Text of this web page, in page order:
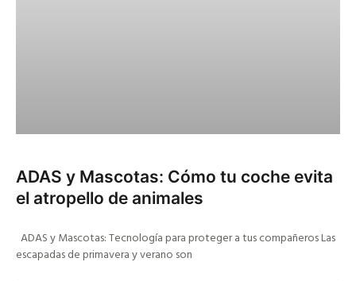
ADAS y Mascotas: Cómo tu coche evita
el atropello de animales
ADAS y Mascotas: Tecnología para proteger a tus compañeros Las
escapadas de primavera y verano son